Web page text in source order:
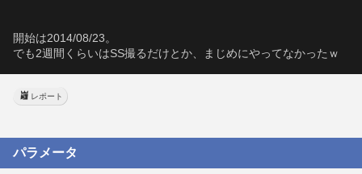
開始は2014/08/23。
でも2週間くらいはSS撮るだけとか、まじめにやってなかったｗ
レポート
パラメータ